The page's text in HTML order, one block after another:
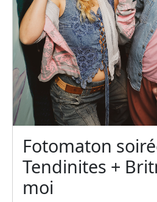
Fotomaton
Tendinites +
moi